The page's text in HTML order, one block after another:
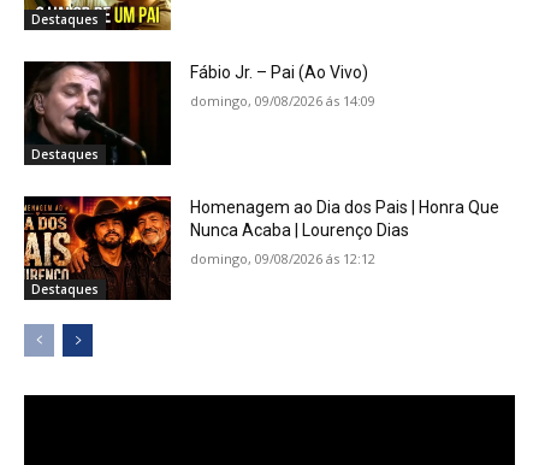
Destaques
Destaques
Fábio Jr. – Pai (Ao Vivo)
domingo, 09/08/2026 ás 14:09
Destaques
Homenagem ao Dia dos Pais | Honra Que
Nunca Acaba | Lourenço Dias
domingo, 09/08/2026 ás 12:12